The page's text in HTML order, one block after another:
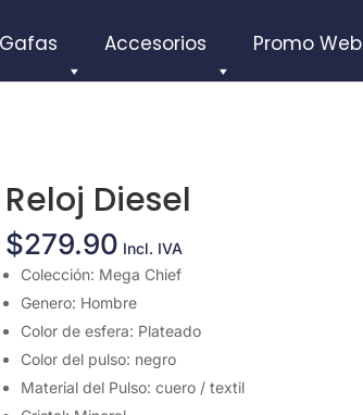
Gafas Accesorios Promo Web
Reloj Diesel
$279.90 Incl. IVA
Colección: Mega Chief
Genero: Hombre
Color de esfera: Plateado
Color del pulso: negro
Material del Pulso: cuero / textil